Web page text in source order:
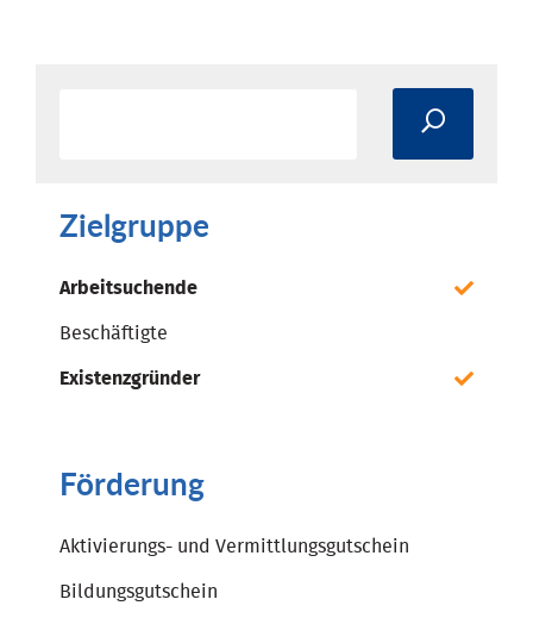
Zielgruppe
Arbeitsuchende
Beschäftigte
Existenzgründer
Förderung
Aktivierungs- und Vermittlungsgutschein
Bildungsgutschein